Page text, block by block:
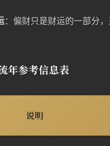
：偏财只是财运的一部分
年参考信息表
说明